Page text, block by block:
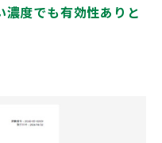
濃度でも有効性ありと